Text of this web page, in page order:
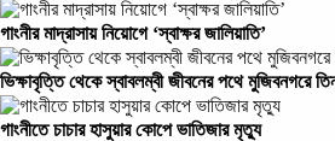
গাংনীর মাদ্রাসায় নিয়োগে ‘স্বাক্ষর জালিয়াতি’
ভিক্ষাবৃত্তি থেকে স্বাবলম্বী জীবনের পথে মুজিবনগরে
গাংনীতে চাচার হাসুয়ার কোপে ভাতিজার মৃত্যু